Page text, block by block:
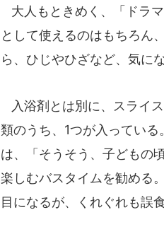
大人もときめく、「ドラ
として使えるのはもちろん
ら、ひじやひざなど、気に
入浴剤とは別に、スライ
類のうち、1つが入ってい
は、「そうそう、子どもの
楽しむバスタイムを勧める
目になるが、くれぐれも誤